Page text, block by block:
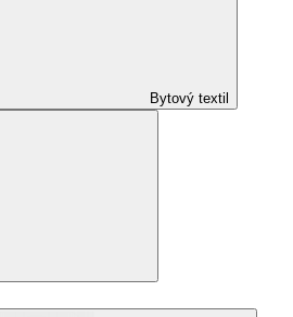
Bytový textil